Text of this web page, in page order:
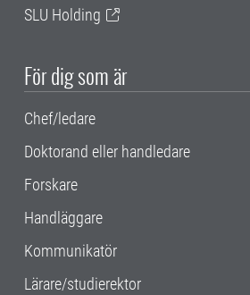
SLU Holding
För dig som är
Chef/ledare
Doktorand eller handledare
Forskare
Handläggare
Kommunikatör
Lärare/studierektor